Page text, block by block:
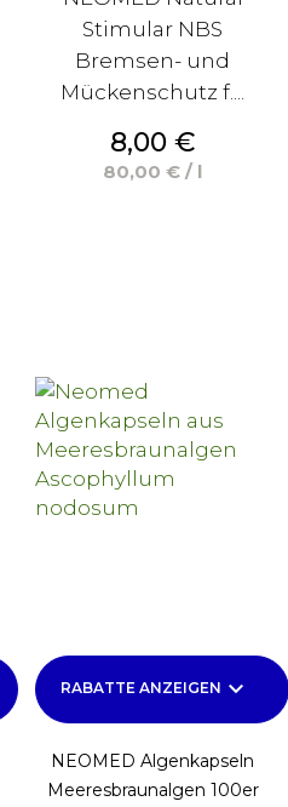
Stimular NBS
Bremsen- und
Mückenschutz f....
Preis
8,00 €
80,00 € / l
RABATTE ANZEIGEN keyboard_arrow_down
NEOMED Algenkapseln
Meeresbraunalgen 100er